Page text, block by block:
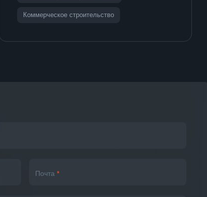
Коммерческое строительство
Почта *